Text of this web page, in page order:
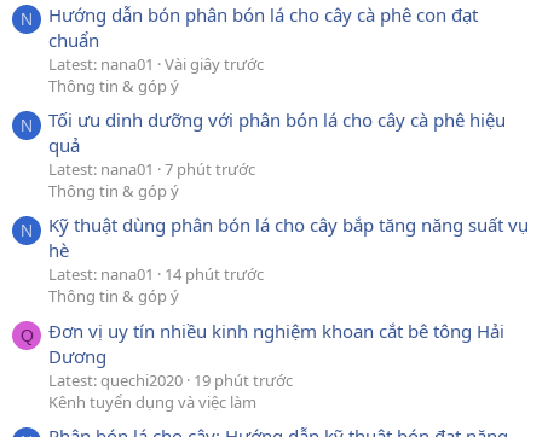
N
Hướng dẫn bón phân bón lá cho cây cà phê con đạt
chuẩn
Latest: nana01
Vài giây trước
Thông tin & góp ý
N
Tối ưu dinh dưỡng với phân bón lá cho cây cà phê hiệu
quả
Latest: nana01
7 phút trước
Thông tin & góp ý
N
Kỹ thuật dùng phân bón lá cho cây bắp tăng năng suất vụ
hè
Latest: nana01
14 phút trước
Thông tin & góp ý
Q
Đơn vị uy tín nhiều kinh nghiệm khoan cắt bê tông Hải
Dương
Latest: quechi2020 19 phút trước
Kênh tuyển dụng và việc làm